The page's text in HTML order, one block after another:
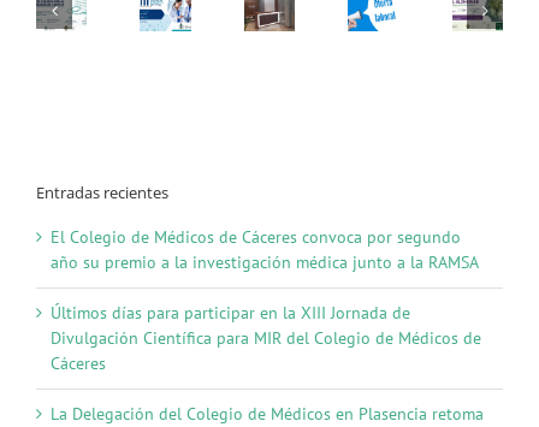
Entradas recientes
El Colegio de Médicos de Cáceres convoca por segundo
año su premio a la investigación médica junto a la RAMSA
Últimos días para participar en la XIII Jornada de
Divulgación Científica para MIR del Colegio de Médicos de
Cáceres
La Delegación del Colegio de Médicos en Plasencia retoma